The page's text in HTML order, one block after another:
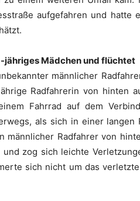
aufgefahren und hatte
jähriges Mädchen und flüchtet
männlicher
Radfahrerin von hinten
Fahrrad auf dem
als sich in einer
männlicher Radfahrer von
und zog sich leichte
sich nicht um das